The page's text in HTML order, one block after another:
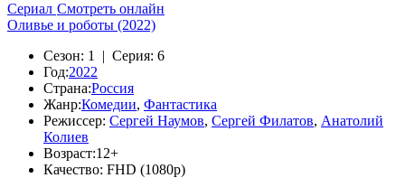
Сериал Смотреть онлайн
Оливье и роботы (2022)
Сезон: 1 | Серия: 6
Год:2022
Страна:Россия
Жанр:Комедии, Фантастика
Режиссер: Сергей Наумов, Сергей Филатов, Анатолий
Колиев
Возраст:12+
Качество: FHD (1080p)